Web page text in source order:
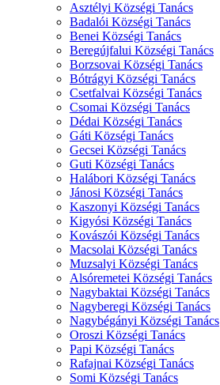
Asztélyi Községi Tanács
Badalói Községi Tanács
Benei Községi Tanács
Beregújfalui Községi Tanács
Borzsovai Községi Tanács
Bótrágyi Községi Tanács
Csetfalvai Községi Tanács
Csomai Községi Tanács
Dédai Községi Tanács
Gáti Községi Tanács
Gecsei Községi Tanács
Guti Községi Tanács
Halábori Községi Tanács
Jánosi Községi Tanács
Kaszonyi Községi Tanács
Kigyósi Községi Tanács
Kovászói Községi Tanács
Macsolai Községi Tanács
Muzsalyi Községi Tanács
Alsóremetei Községi Tanács
Nagybaktai Községi Tanács
Nagyberegi Községi Tanács
Nagybégányi Községi Tanács
Oroszi Községi Tanács
Papi Községi Tanács
Rafajnai Községi Tanács
Somi Községi Tanács